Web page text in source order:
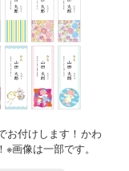
お付けします！かわ
画像は一部です。